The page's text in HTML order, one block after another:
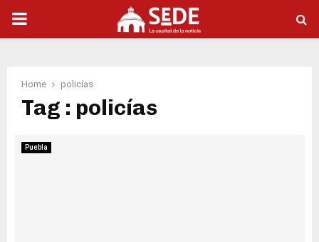
PRIMARY
Home policías
Tag : policías
Puebla